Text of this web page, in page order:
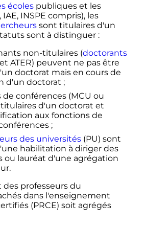
écolespubliques et les
IAE, INSPE compris), les
sont titulaires d'un
sont à distinguer :
non-titulaires (doctorants
ATER) peuvent ne pas être
doctorat mais en cours de
d'un doctorat ;
de conférences (MCU ou
titulaires d'un doctorat et
aux fonctions de
;
des universités(PU) sont
habilitation à diriger des
ou lauréat d'une agrégation
des professeurs du
dans l'enseignement
(PRCE) soit agrégés